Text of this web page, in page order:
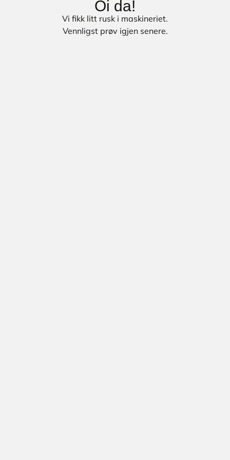
Oi da!
Vi fikk litt rusk i maskineriet.
Vennligst prøv igjen senere.